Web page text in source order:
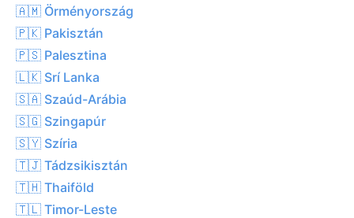
🇦🇲 Örményország
🇵🇰 Pakisztán
🇵🇸 Palesztina
🇱🇰 Srí Lanka
🇸🇦 Szaúd-Arábia
🇸🇬 Szingapúr
🇸🇾 Szíria
🇹🇯 Tádzsikisztán
🇹🇭 Thaiföld
🇹🇱 Timor-Leste